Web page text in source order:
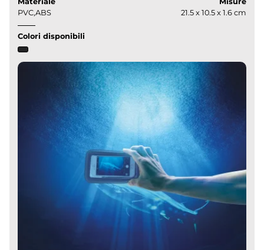
PVC,ABS
21.5 x 10.5 x 1.6 cm
Colori disponibili